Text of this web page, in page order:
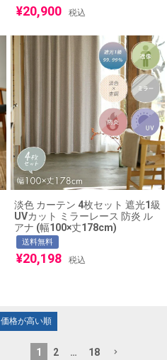
¥20,900 税込
淡色 カーテン 4枚セット 遮光1級
UVカット ミラーレース 防炎 ル
アナ (幅100×丈178cm)
送料無料
¥20,198 税込
価格が高い順
1 2 … 18